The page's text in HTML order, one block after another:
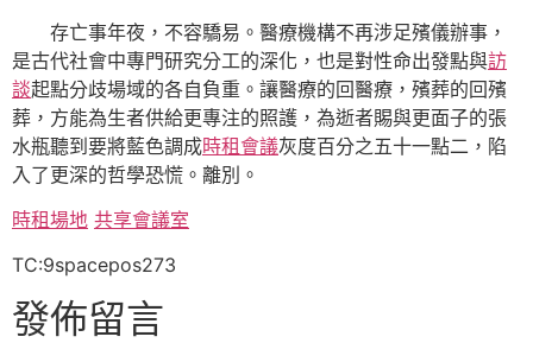
存亡事年夜，不容驕易。醫療機構不再涉足殯儀辦事，
是古代社會中專門研究分工的深化，也是對性命出發點與訪
談起點分歧場域的各自負重。讓醫療的回醫療，殯葬的回殯
葬，方能為生者供給更專注的照護，為逝者賜與更面子的張
水瓶聽到要將藍色調成時租會議灰度百分之五十一點二，陷
入了更深的哲學恐慌。離別。
時租場地 共享會議室
TC:9spacepos273
發佈留言